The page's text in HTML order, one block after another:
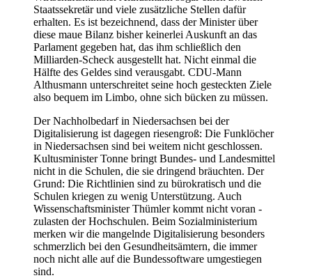
Staatssekretär und viele zusätzliche Stellen dafür
erhalten. Es ist bezeichnend, dass der Minister über
diese maue Bilanz bisher keinerlei Auskunft an das
Parlament gegeben hat, das ihm schließlich den
Milliarden-Scheck ausgestellt hat. Nicht einmal die
Hälfte des Geldes sind verausgabt. CDU-Mann
Althusmann unterschreitet seine hoch gesteckten Ziele
also bequem im Limbo, ohne sich bücken zu müssen.
Der Nachholbedarf in Niedersachsen bei der
Digitalisierung ist dagegen riesengroß: Die Funklöcher
in Niedersachsen sind bei weitem nicht geschlossen.
Kultusminister Tonne bringt Bundes- und Landesmittel
nicht in die Schulen, die sie dringend bräuchten. Der
Grund: Die Richtlinien sind zu bürokratisch und die
Schulen kriegen zu wenig Unterstützung. Auch
Wissenschaftsminister Thümler kommt nicht voran -
zulasten der Hochschulen. Beim Sozialministerium
merken wir die mangelnde Digitalisierung besonders
schmerzlich bei den Gesundheitsämtern, die immer
noch nicht alle auf die Bundessoftware umgestiegen
sind.